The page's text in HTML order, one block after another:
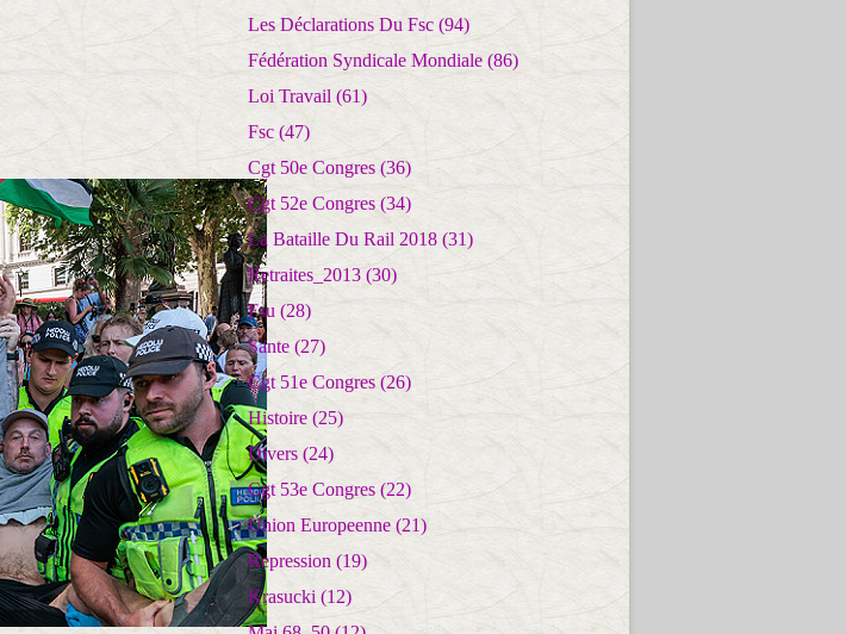
Les Déclarations Du Fsc (94)
Fédération Syndicale Mondiale (86)
Loi Travail (61)
Fsc (47)
Cgt 50e Congres (36)
Cgt 52e Congres (34)
La Bataille Du Rail 2018 (31)
Retraites_2013 (30)
Fsu (28)
Sante (27)
Cgt 51e Congres (26)
Histoire (25)
Divers (24)
Cgt 53e Congres (22)
Union Europeenne (21)
Repression (19)
Krasucki (12)